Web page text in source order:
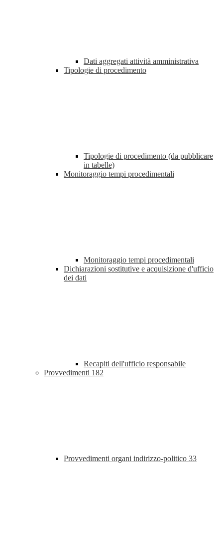
Dati aggregati attività amministrativa
Tipologie di procedimento
Tipologie di procedimento (da pubblicare
in tabelle)
Monitoraggio tempi procedimentali
Monitoraggio tempi procedimentali
Dichiarazioni sostitutive e acquisizione d'ufficio
dei dati
Recapiti dell'ufficio responsabile
Provvedimenti 182
Provvedimenti organi indirizzo-politico 33